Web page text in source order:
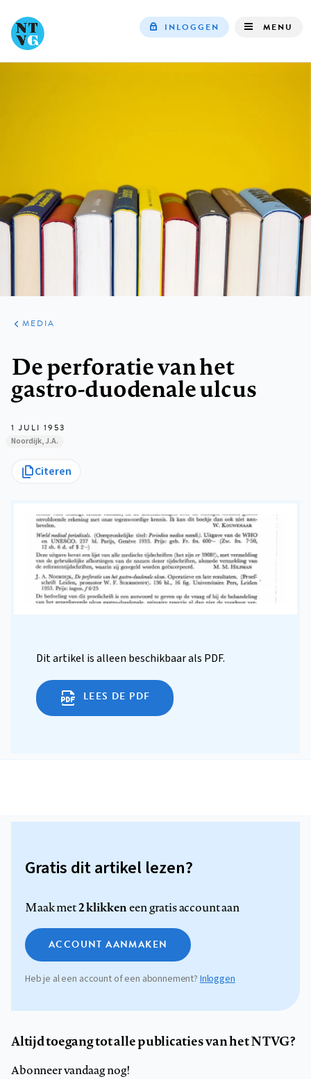
INLOGGEN MENU
ARTIKELEN
VARIA
MEDIA
De perforatie van het
gastro-duodenale ulcus
1 JULI 1953
Noordijk, J.A.
Citeren
Dit artikel is alleen beschikbaar als PDF.
LEES DE PDF
Gratis dit artikel lezen?
Maak met2 klikkeneen gratis account aan
ACCOUNT AANMAKEN
Heb je al een account of een abonnement? Inloggen
Altijd toegang tot alle publicaties van het NTVG?
Abonneer vandaag nog!